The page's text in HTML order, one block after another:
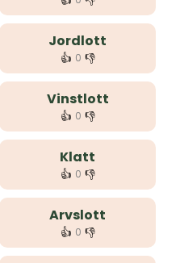
Jordlott
👍 0 👎
Vinstlott
👍 0 👎
Klatt
👍 0 👎
Arvslott
👍 0 👎